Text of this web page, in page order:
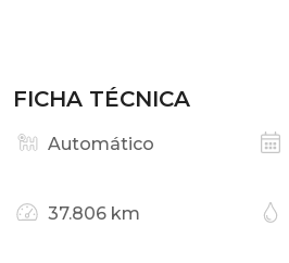
FICHA TÉCNICA
Automático
37.806 km